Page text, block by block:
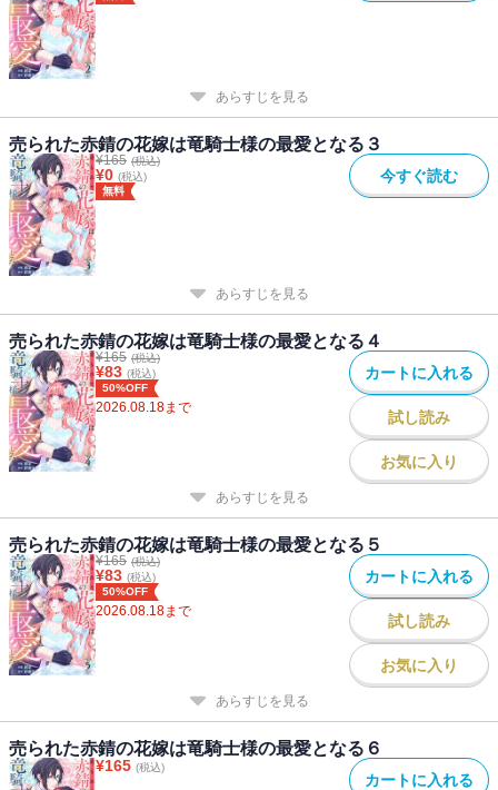
あらすじを見る
売られた赤錆の花嫁は竜騎士様の最愛となる３
¥165 (税込)
¥0 (税込)
無料
今すぐ読む
あらすじを見る
売られた赤錆の花嫁は竜騎士様の最愛となる４
¥165 (税込)
¥83 (税込)
50%OFF
2026.08.18まで
カートに入れる
試し読み
お気に入り
あらすじを見る
売られた赤錆の花嫁は竜騎士様の最愛となる５
¥165 (税込)
¥83 (税込)
50%OFF
2026.08.18まで
カートに入れる
試し読み
お気に入り
あらすじを見る
売られた赤錆の花嫁は竜騎士様の最愛となる６
¥165 (税込)
カートに入れる